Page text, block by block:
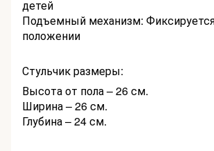
детей
Подъемный механизм:
положении
Стульчик размеры:
Высота от пола – 26 см.
Ширина – 26 см.
Глубина – 24 см.